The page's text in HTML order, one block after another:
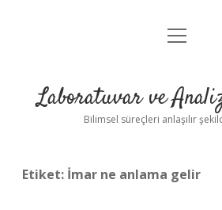
Anasayfa
Yasal Uyarı
menüyü
Laboratuvar ve
Bilimsel süreçleri anlaşılır
Etiket: İmar ne anlama gelir